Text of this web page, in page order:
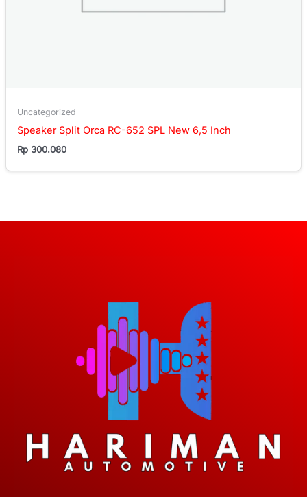
Uncategorized
Speaker Split Orca RC-652 SPL New 6,5 Inch
Rp 300.080